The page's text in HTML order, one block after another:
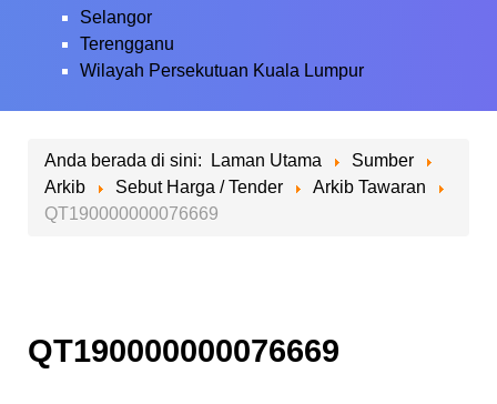
Selangor
Terengganu
Wilayah Persekutuan Kuala Lumpur
Anda berada di sini: Laman Utama
Sumber
Arkib
Sebut Harga / Tender
Arkib Tawaran
QT190000000076669
QT190000000076669